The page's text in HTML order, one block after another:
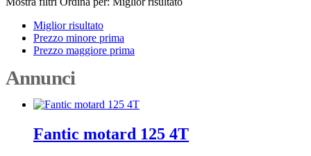
Miglior risultato
Prezzo minore prima
Prezzo maggiore prima
Annunci
Fantic motard 125 4T